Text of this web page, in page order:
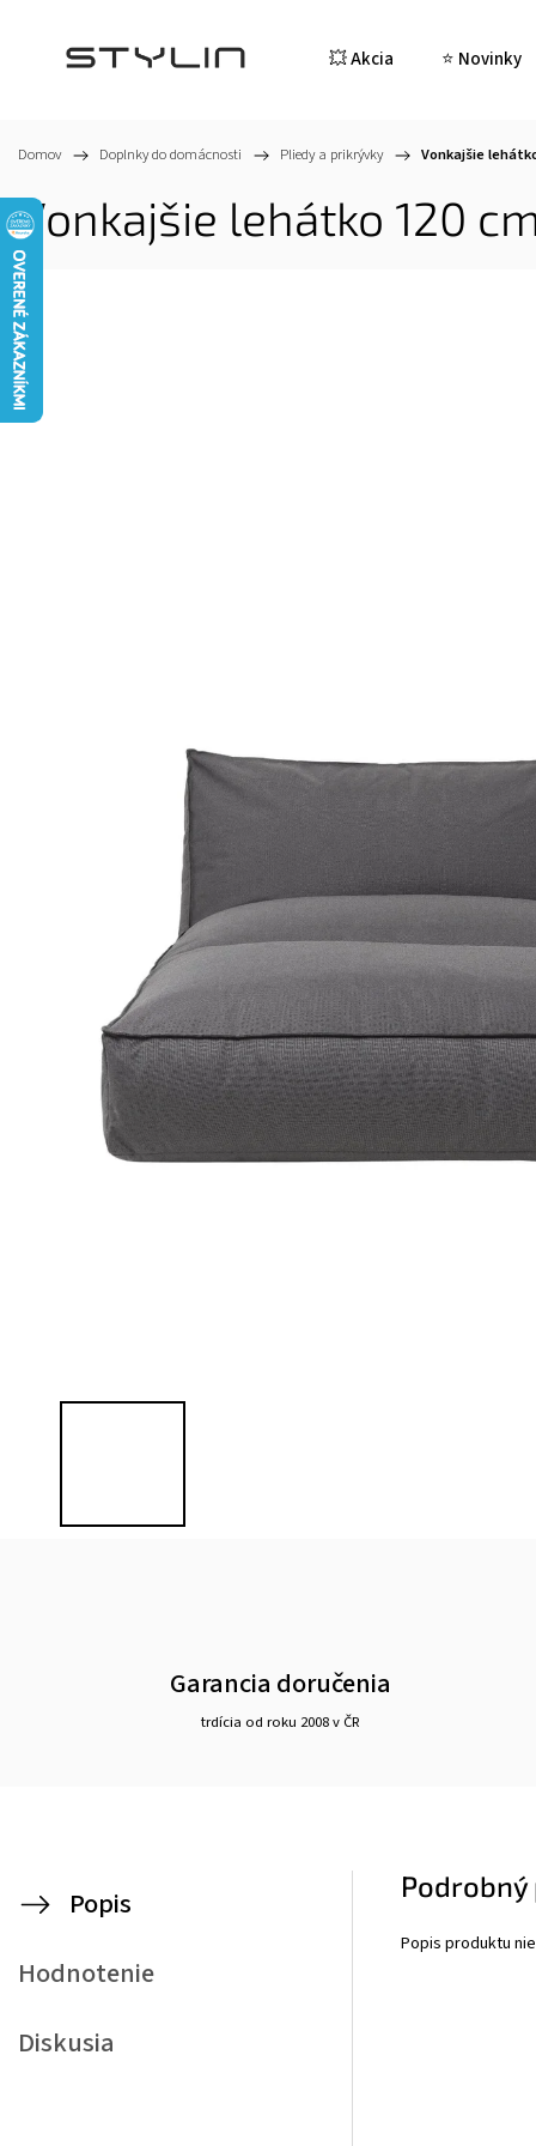
💥 Akcia ⭐ Novinky
Domov / Doplnky do domácnosti / Pliedy a prikrývky / Vonkajšie
Vonkajšie lehátko 120
Garancia doručenia
trdícia od roku 2008 v ČR
Popis
Hodnotenie
Diskusia
Podrobný
Popis produktu